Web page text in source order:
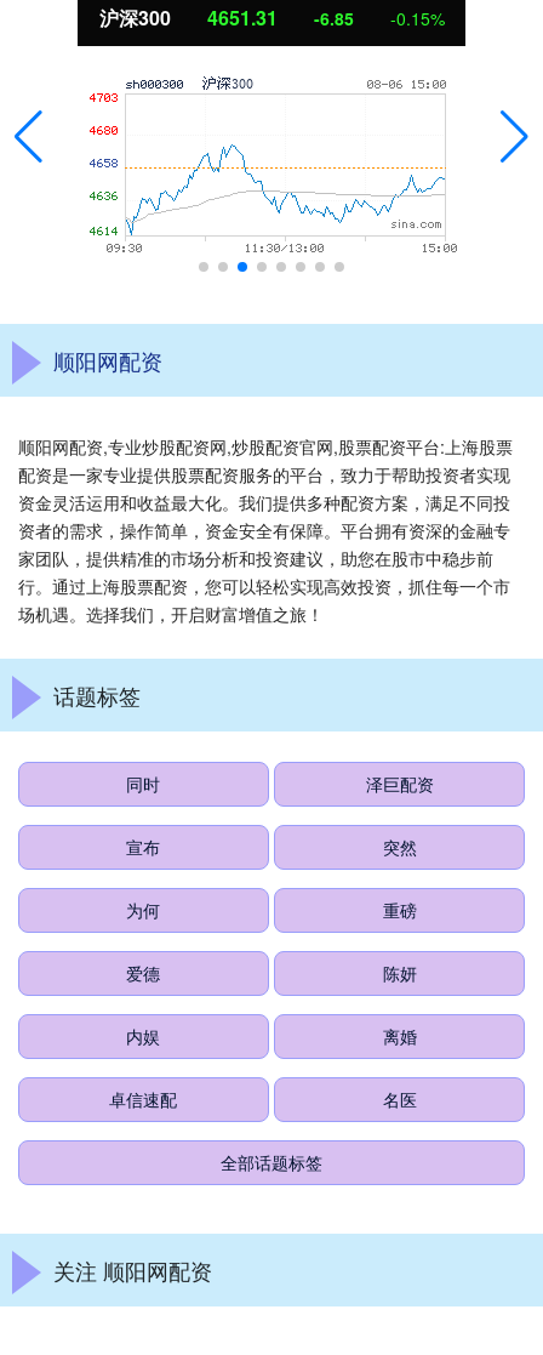
沪深300 4651.31 -6.85 -0.15%
顺阳网配资
顺阳网配资,专业炒股配资网,炒股配资官网,股票配资平台:上海股票
配资是一家专业提供股票配资服务的平台，致力于帮助投资者实现
资金灵活运用和收益最大化。我们提供多种配资方案，满足不同投
资者的需求，操作简单，资金安全有保障。平台拥有资深的金融专
家团队，提供精准的市场分析和投资建议，助您在股市中稳步前
行。通过上海股票配资，您可以轻松实现高效投资，抓住每一个市
场机遇。选择我们，开启财富增值之旅！
话题标签
同时 泽巨配资
宣布 突然
为何 重磅
爱德 陈妍
内娱 离婚
卓信速配 名医
全部话题标签
关注 顺阳网配资